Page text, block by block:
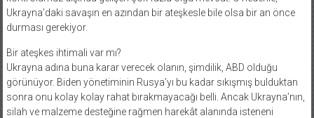
Ukrayna’daki savaşın en azından bir ateşkesle bile olsa bir an önce
durması gerekiyor.
Bir ateşkes ihtimali var mı?
Ukrayna adına buna karar verecek olanın, şimdilik, ABD olduğu
görünüyor. Biden yönetiminin Rusya’yı bu kadar sıkışmış bulduktan
sonra onu kolay kolay rahat bırakmayacağı belli. Ancak Ukrayna’nın,
silah ve malzeme desteğine rağmen harekât alanında isteneni